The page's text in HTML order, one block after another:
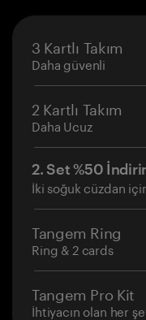
3 Kartlı Takım
Daha güvenli
2 Kartlı Takım
Daha Ucuz
2. Set %50
İki soğuk cüzdan
Tangem Ring
Ring & 2 cards
Tangem Pro Kit
İhtiyacın olan her